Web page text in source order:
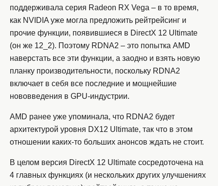
поддерживала серия Radeon RX Vega – в то время,
как NVIDIA уже могла предложить рейтрейсинг и
прочие функции, появившиеся в DirectX 12 Ultimate
(он же 12_2). Поэтому RDNA2 – это попытка AMD
наверстать все эти функции, а заодно и взять новую
планку производительности, поскольку RDNA2
включает в себя все последние и мощнейшие
нововведения в GPU-индустрии.
AMD ранее уже упоминала, что RDNA2 будет
архитектурой уровня DX12 Ultimate, так что в этом
отношении каких-то больших анонсов ждать не стоит.
В целом версия DirectX 12 Ultimate сосредоточена на
4 главных функциях (и нескольких других улучшениях